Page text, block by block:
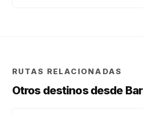
RUTAS RELACIONADAS
Otros destinos desde